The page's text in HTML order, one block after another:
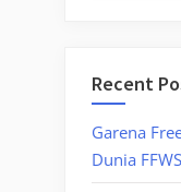
Recent
Garena
Dunia